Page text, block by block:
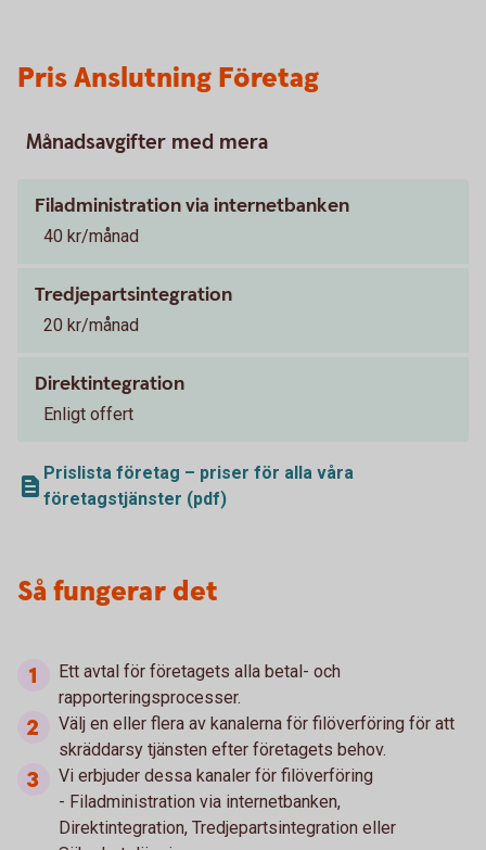
Pris Anslutning Företag
Månadsavgifter med mera
Filadministration via internetbanken
40 kr/månad
Tredjepartsintegration
20 kr/månad
Direktintegration
Enligt offert
Prislista företag – priser för alla våra
företagstjänster (pdf)
Så fungerar det
Ett avtal för företagets alla betal- och
rapporteringsprocesser.
Välj en eller flera av kanalerna för filöverföring för att
skräddarsy tjänsten efter företagets behov.
Vi erbjuder dessa kanaler för filöverföring
- Filadministration via internetbanken,
Direktintegration, Tredjepartsintegration eller